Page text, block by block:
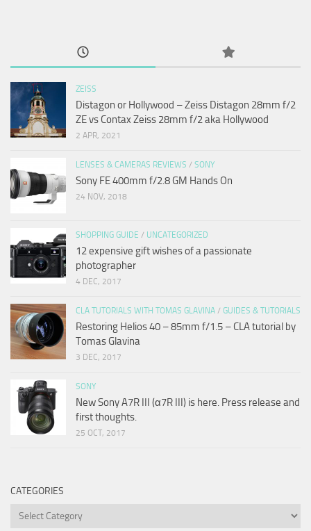
ZEISS
Distagon or Hollywood – Zeiss Distagon 28mm f/2
ZE vs Contax Zeiss 28mm f/2 aka Hollywood
2 APR, 2021
LENSES & CAMERAS REVIEWS / SONY
Sony FE 400mm f/2.8 GM Hands On
24 NOV, 2018
SHOPPING GUIDE / UNCATEGORIZED
12 expensive gift wishes of a passionate
photographer
4 DEC, 2017
CLA TUTORIALS WITH TOMAS GLAVINA / GUIDES & TUTORIALS
Restoring Helios 40 – 85mm f/1.5 – CLA tutorial by
Tomas Glavina
3 DEC, 2017
SONY
New Sony A7R III (α7R III) is here. Press release and
first thoughts.
25 OCT, 2017
CATEGORIES
Categories